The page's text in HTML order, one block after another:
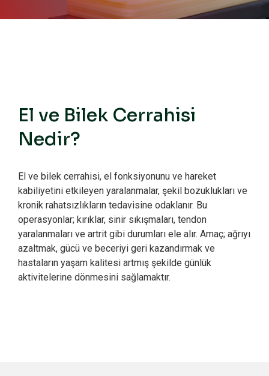
El ve Bilek Cerrahisi
Nedir?
El ve bilek cerrahisi, el fonksiyonunu ve hareket
kabiliyetini etkileyen yaralanmalar, şekil bozuklukları ve
kronik rahatsızlıkların tedavisine odaklanır. Bu
operasyonlar; kırıklar, sinir sıkışmaları, tendon
yaralanmaları ve artrit gibi durumları ele alır. Amaç; ağrıyı
azaltmak, gücü ve beceriyi geri kazandırmak ve
hastaların yaşam kalitesi artmış şekilde günlük
aktivitelerine dönmesini sağlamaktır.